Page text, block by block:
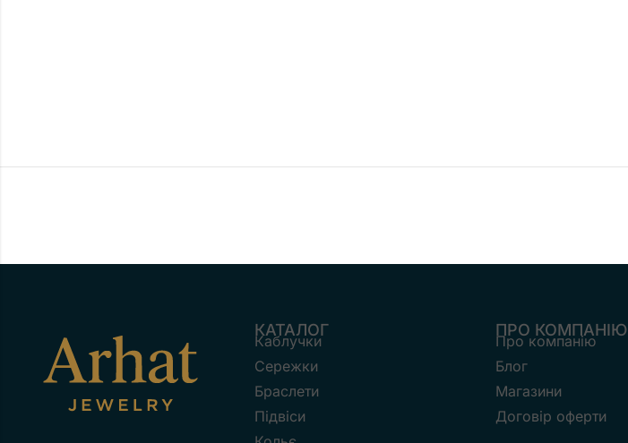
КАТАЛОГ
Каблучки
Сережки
Браслети
Підвіси
ПРО КОМПАНІЮ
Про компанію
Блог
Магазини
Договір оферти